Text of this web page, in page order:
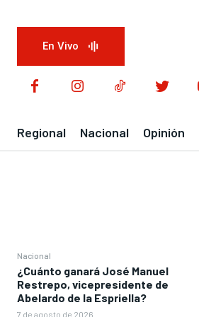
En Vivo
Regional Nacional Opinión
Nacional
¿Cuánto ganará José Manuel
Restrepo, vicepresidente de
Abelardo de la Espriella?
7 de agosto de 2026